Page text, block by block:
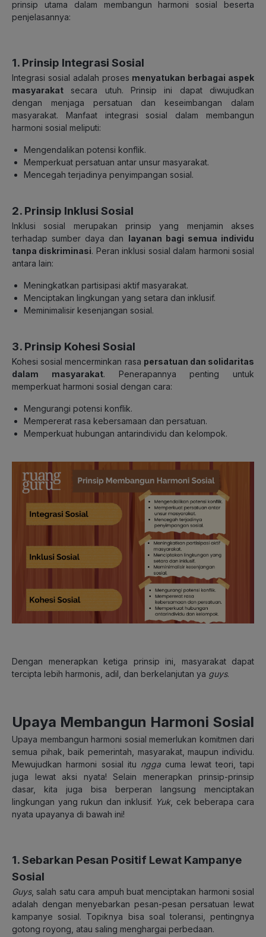
prinsip utama dalam membangun harmoni sosial beserta
penjelasannya:
1. Prinsip Integrasi Sosial
Integrasi sosial adalah proses menyatukan berbagai aspek
masyarakat secara utuh. Prinsip ini dapat diwujudkan
dengan menjaga persatuan dan keseimbangan dalam
masyarakat. Manfaat integrasi sosial dalam membangun
harmoni sosial meliputi:
Mengendalikan potensi konflik.
Memperkuat persatuan antar unsur masyarakat.
Mencegah terjadinya penyimpangan sosial.
2. Prinsip Inklusi Sosial
Inklusi sosial merupakan prinsip yang menjamin akses
terhadap sumber daya dan layanan bagi semua individu
tanpa diskriminasi. Peran inklusi sosial dalam harmoni sosial
antara lain:
Meningkatkan partisipasi aktif masyarakat.
Menciptakan lingkungan yang setara dan inklusif.
Meminimalisir kesenjangan sosial.
3. Prinsip Kohesi Sosial
Kohesi sosial mencerminkan rasa persatuan dan solidaritas
dalam masyarakat. Penerapannya penting untuk
memperkuat harmoni sosial dengan cara:
Mengurangi potensi konflik.
Mempererat rasa kebersamaan dan persatuan.
Memperkuat hubungan antarindividu dan kelompok.
Dengan menerapkan ketiga prinsip ini, masyarakat dapat
tercipta lebih harmonis, adil, dan berkelanjutan ya guys.
Upaya Membangun Harmoni Sosial
Upaya membangun harmoni sosial memerlukan komitmen dari
semua pihak, baik pemerintah, masyarakat, maupun individu.
Mewujudkan harmoni sosial itu ngga cuma lewat teori, tapi
juga lewat aksi nyata! Selain menerapkan prinsip-prinsip
dasar, kita juga bisa berperan langsung menciptakan
lingkungan yang rukun dan inklusif. Yuk, cek beberapa cara
nyata upayanya di bawah ini!
1. Sebarkan Pesan Positif Lewat Kampanye
Sosial
Guys, salah satu cara ampuh buat menciptakan harmoni sosial
adalah dengan menyebarkan pesan-pesan persatuan lewat
kampanye sosial. Topiknya bisa soal toleransi, pentingnya
gotong royong, atau saling menghargai perbedaan.